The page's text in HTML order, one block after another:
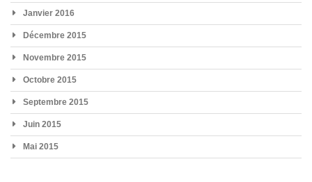
Janvier 2016
Décembre 2015
Novembre 2015
Octobre 2015
Septembre 2015
Juin 2015
Mai 2015